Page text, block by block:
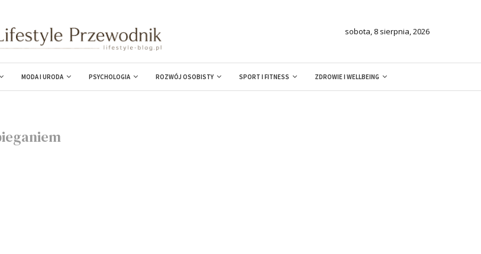
sobota, 8 sierpnia, 2026
MODA I URODA PSYCHOLOGIA ROZWÓJ OSOBISTY SPORT I FITNESS ZDROWIE I WELLBEING